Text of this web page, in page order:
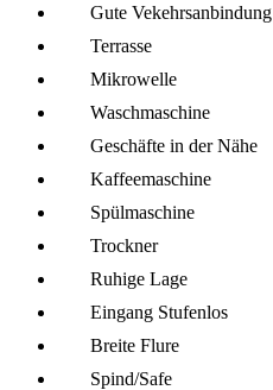
Gute Vekehrsanbindung
Terrasse
Mikro­welle
Wasch­maschine
Geschäfte in der Nähe
Kaffee­maschine
Spül­maschine
Trockner
Ruhige Lage
Eingang Stufenlos
Breite Flure
Spind/Safe